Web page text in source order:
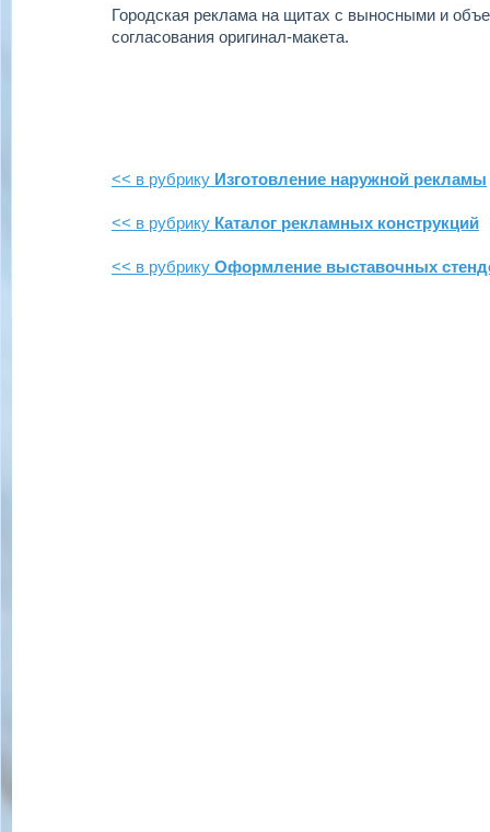
Городская реклама на щитах с выносными и
согласования оригинал-макета.
<< в рубрику Изготовление наружной рекламы
<< в рубрику Каталог рекламных конструкций
<< в рубрику Оформление выставочных